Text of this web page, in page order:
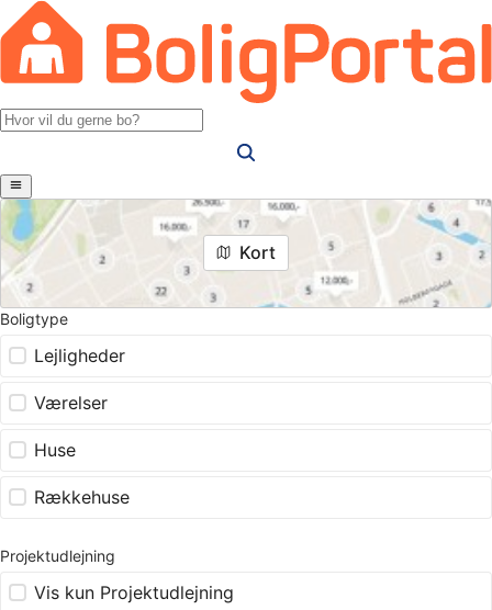
Kort
Boligtype
Lejligheder
Værelser
Huse
Rækkehuse
Projektudlejning
Vis kun Projektudlejning